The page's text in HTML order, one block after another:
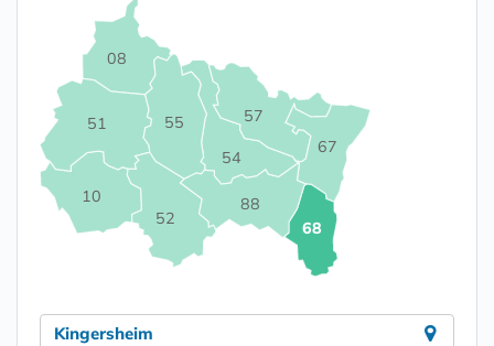
08
10
51
52
54
55 57
67
68
88
Kingersheim